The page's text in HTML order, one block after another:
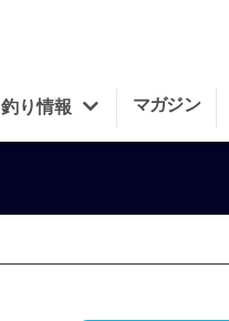
釣り情報 マガジン